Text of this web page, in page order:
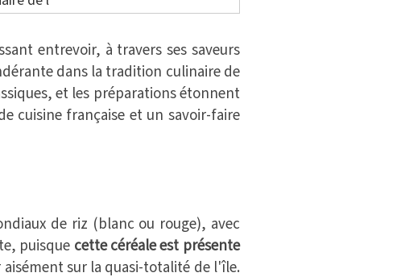
entrevoir, à travers ses saveurs
dans la tradition culinaire de
et les préparations étonnent
cuisine française et un savoir-faire
de riz (blanc ou rouge), avec
puisque cette céréale est présente
sur la quasi-totalité de l'île.